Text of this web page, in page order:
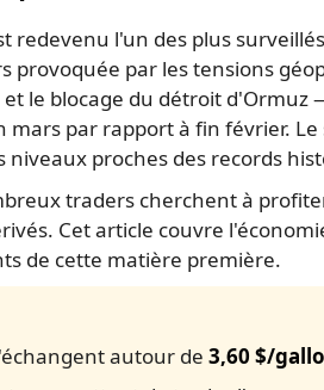
redevenu l'un des plus
provoquée par les tensions
le blocage du détroit d'Ormuz
mars par rapport à fin février.
niveaux proches des records
traders cherchent à
Cet article couvre
de cette matière première.
autour de 3,60 $/